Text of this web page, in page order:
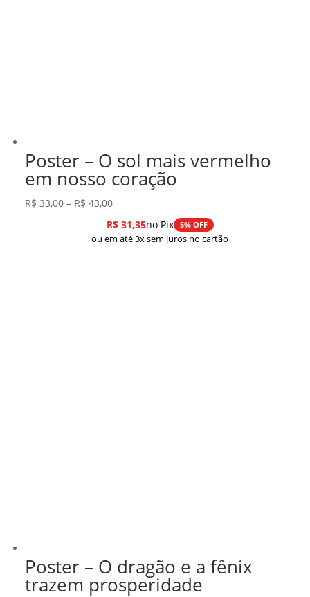
Poster – O sol mais vermelho
em nosso coração
R$ 33,00 – R$ 43,00Faixa
de
preço:
R$31,35no Pix 5% OFF
ou em até 3x sem juros no cartão
Poster – O dragão e a fênix
trazem prosperidade